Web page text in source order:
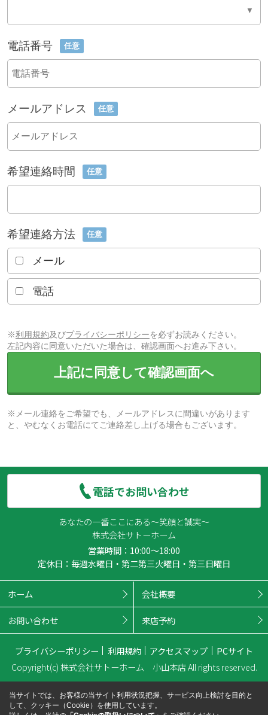
電話番号 任意
メールアドレス 任意
希望連絡時間 任意
希望連絡方法 任意
メール
電話
※利用規約及びプライバシーポリシーを必ずお読みください。
左記内容に同意いただいた場合は、確認画面へお進み下さい。
上記に同意して確認画面へ
※メール連絡をご希望でも、メールアドレスに間違いがあります
と、やむなくお電話にてご連絡差し上げる場合もございます。
電話でお問い合わせ
あなたの一番ここにある～笑顔と誠実～
株式会社サトーホーム
営業時間：10:00～18:00
定休日：毎週水曜日・第二第三火曜日・第三日曜日
ホーム 会社概要
お問い合わせ 来店予約
プライバシーポリシー 利用規約 アクセスマップ
PCサイト
Copyright(c) 株式会社サトーホーム 小山本店 All rights reserved.
当サイトでは、お客様の当サイト利用状況把握、サービス向上検討を目的と
して、クッキー（Cookie）を使用しています。